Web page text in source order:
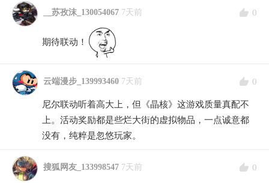
__苏孜沫_130054067 7天前 0
期待联动！
云端漫步_139993460 7天前 0
尼尔联动听着高大上，但《晶核》这游戏质量真配不
上。活动奖励都是些烂大街的虚拟物品，一点诚意都
没有，纯粹是忽悠玩家。
搜狐网友_133998547 7天前 0